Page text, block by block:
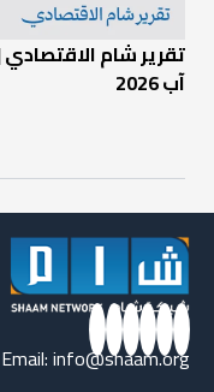
آب 2026
Email:info@shaam.org